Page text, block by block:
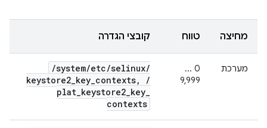
מחיצה טווח קובצי הגדרה
מערכת
‫0 ...
9,999
/system/etc/selinux/
keystore2_key_contexts,
/
plat_keystore2_key_
contexts